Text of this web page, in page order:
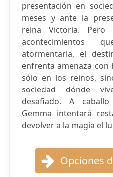
presentación en
meses y ante la
reina Victoria. Pero
atormentarla, el
enfrenta amenaza con
sólo en los reinos,
sociedad dónde
desafiado. A
Gemma intentará
devolver a la magia el
Opciones